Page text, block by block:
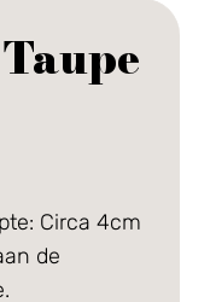
Circa 4cm
de